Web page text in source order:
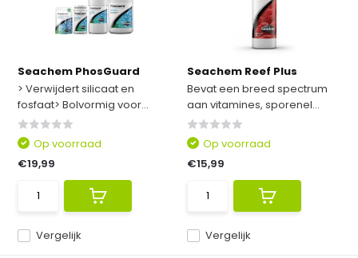
Seachem PhosGuard
> Verwijdert silicaat en
fosfaat> Bolvormig voor...
Vergelijk
Op voorraad
€19,99
Seachem Reef Plus
Bevat een breed spectrum
aan vitamines, sporenel...
Vergelijk
Op voorraad
€15,99